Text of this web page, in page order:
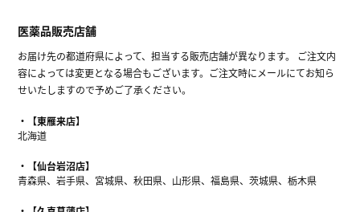
医薬品販売店舗
お届け先の都道府県によって、担当する販売店舗が異なります。 ご注文内
容によっては変更となる場合もございます。ご注文時にメールにてお知ら
せいたしますので予めご了承ください。
【東雁来店】
北海道
【仙台岩沼店】
青森県、岩手県、宮城県、秋田県、山形県、福島県、茨城県、栃木県